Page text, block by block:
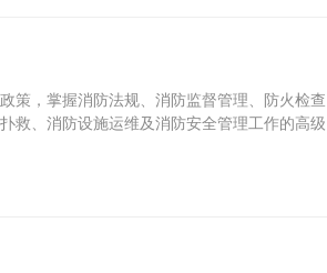
策，掌握消防法规、消防监督管理、防火检查
救、消防设施运维及消防安全管理工作的高级